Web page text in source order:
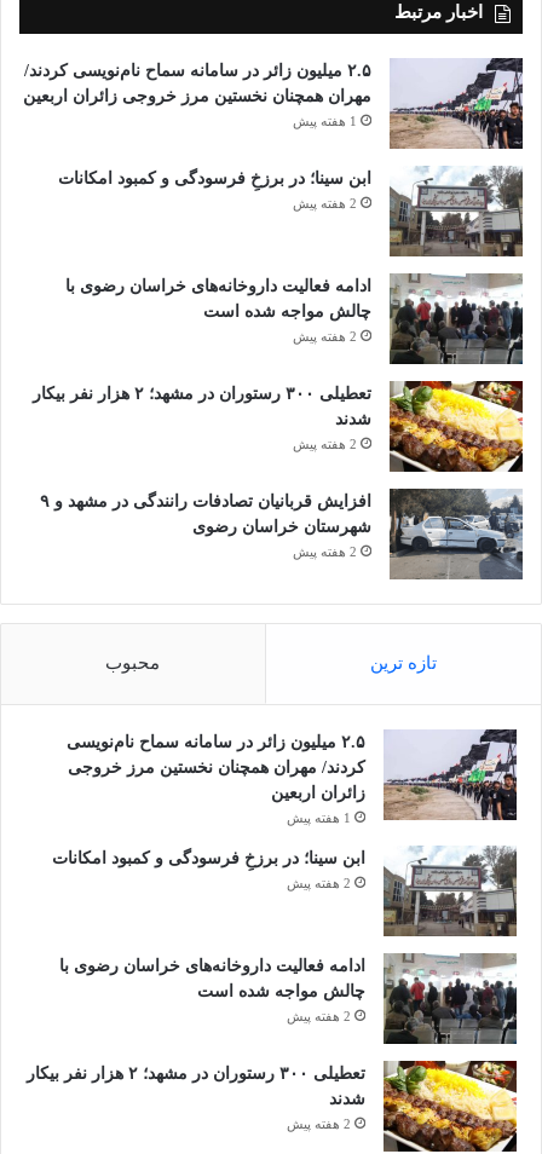
اخبار مرتبط
۲.۵ میلیون زائر در سامانه سماح نام‌نویسی کردند/
مهران همچنان نخستین مرز خروجی زائران اربعین
1 هفته پیش
ابن سینا؛ در برزخِ فرسودگی و کمبود امکانات
2 هفته پیش
ادامه فعالیت داروخانه‌های خراسان رضوی با
چالش مواجه شده است
2 هفته پیش
تعطیلی ۳۰۰ رستوران در مشهد؛ ۲ هزار نفر بیکار
شدند
2 هفته پیش
افزایش قربانیان تصادفات رانندگی در مشهد و ۹
شهرستان خراسان رضوی
2 هفته پیش
تازه ترین محبوب
۲.۵ میلیون زائر در سامانه سماح نام‌نویسی
کردند/ مهران همچنان نخستین مرز خروجی
زائران اربعین
1 هفته پیش
ابن سینا؛ در برزخِ فرسودگی و کمبود امکانات
2 هفته پیش
ادامه فعالیت داروخانه‌های خراسان رضوی با
چالش مواجه شده است
2 هفته پیش
تعطیلی ۳۰۰ رستوران در مشهد؛ ۲ هزار نفر بیکار
شدند
2 هفته پیش